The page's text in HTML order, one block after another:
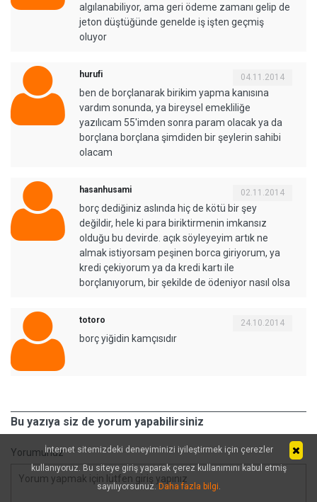
algılanabiliyor, ama geri ödeme zamanı gelip de
jeton düştüğünde genelde iş işten geçmiş
oluyor
hurufi 04.11.2014
ben de borçlanarak birikim yapma kanısına
vardım sonunda, ya bireysel emekliliğe
yazılıcam 55'imden sonra param olacak ya da
borçlana borçlana şimdiden bir şeylerin sahibi
olacam
hasanhusami 02.11.2014
borç dediğiniz aslında hiç de kötü bir şey
değildir, hele ki para biriktirmenin imkansız
olduğu bu devirde. açık söyleyeyim artık ne
almak istiyorsam peşinen borca giriyorum, ya
kredi çekiyorum ya da kredi kartı ile
borçlanıyorum, bir şekilde de ödeniyor nasıl olsa
totoro 24.10.2014
borç yiğidin kamçısıdır
Bu yazıya siz de yorum yapabilirsiniz
Yorumunuzİnternet sitemizdeki deneyiminizi iyileştirmek için çerezler
kullanıyoruz. Bu siteye giriş yaparak çerez kullanımını kabul etmiş
sayılıyorsunuz. Daha fazla bilgi.